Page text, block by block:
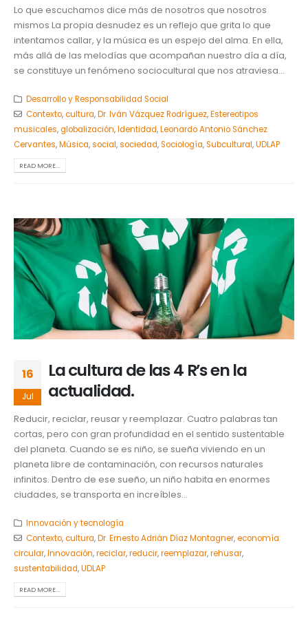
Lo que escuchamos dice más de nosotros que nosotros
mismos La propia desnudez es un reflejo que grita lo que
intentamos callar, y la música es un espejo del alma. En ella,
más allá de las melodías que acompañan nuestro día a día,
se constituye un fenómeno sociocultural que nos atraviesa...
Desarrollo y Responsabilidad Social
Contexto,cultura,Dr. Iván Vázquez Rodríguez,Estereotipos
musicales,globalización,Identidad,Leonardo Antonio Sánchez
Cervantes,Música,social,sociedad,Sociología,Subcultural,UDLAP
READ MORE...
16
Jul
La cultura de las 4 R’s en la
actualidad.
Reducir, reciclar, reusar y reemplazar. Cuatro palabras tan
cortas, pero con gran profundidad en el sentido sustentable
del planeta. Cuando se es niño, se sueña viviendo en un
planeta libre de contaminación, con recursos naturales
infinitos. Dentro de ese sueño, un niño habita en enormes
ciudades, se transporta en increíbles...
Innovación y tecnología
Contexto,cultura,Dr. Ernesto Adrián Díaz Montagner,economía
circular,Innovación,reciclar,reducir,reemplazar,rehusar,
sustentabilidad,UDLAP
READ MORE...